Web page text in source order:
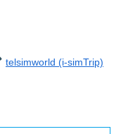
telsimworld (i-simTrip)